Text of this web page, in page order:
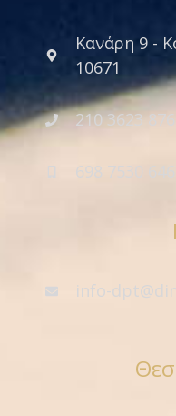
Κανάρη 9 -
10671
210 3623 876
698 7530 646
info-